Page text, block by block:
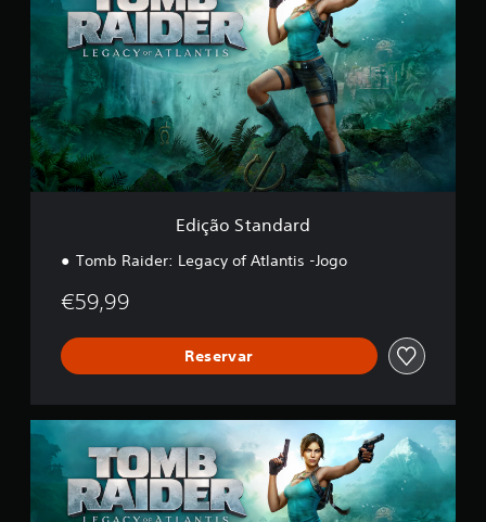
o
S
t
a
n
d
a
r
Edição Standard
Tomb Raider: Legacy of Atlantis -Jogo
€59,99
Reservar
E
ç